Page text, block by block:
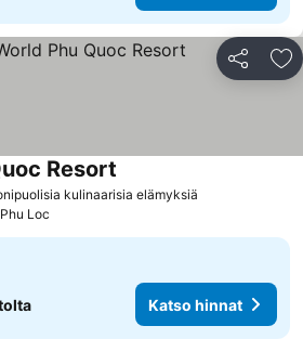
Jaa
kulinaarisia elämyksiä
Resort
Phu Loc
Katso hinnat